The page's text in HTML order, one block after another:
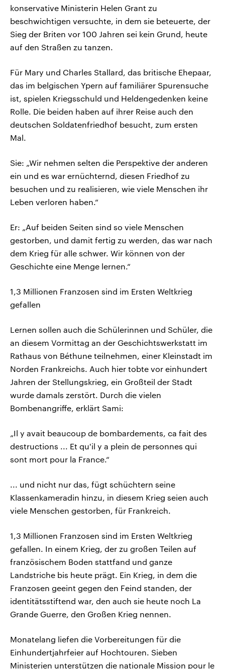
konservative Ministerin Helen Grant zu
beschwichtigen versuchte, in dem sie beteuerte, der
Sieg der Briten vor 100 Jahren sei kein Grund, heute
auf den Straßen zu tanzen.
Für Mary und Charles Stallard, das britische Ehepaar,
das im belgischen Ypern auf familiärer Spurensuche
ist, spielen Kriegsschuld und Heldengedenken keine
Rolle. Die beiden haben auf ihrer Reise auch den
deutschen Soldatenfriedhof besucht, zum ersten
Mal.
Sie: „Wir nehmen selten die Perspektive der anderen
ein und es war ernüchternd, diesen Friedhof zu
besuchen und zu realisieren, wie viele Menschen ihr
Leben verloren haben.“
Er: „Auf beiden Seiten sind so viele Menschen
gestorben, und damit fertig zu werden, das war nach
dem Krieg für alle schwer. Wir können von der
Geschichte eine Menge lernen.“
1,3 Millionen Franzosen sind im Ersten Weltkrieg
gefallen
Lernen sollen auch die Schülerinnen und Schüler, die
an diesem Vormittag an der Geschichtswerkstatt im
Rathaus von Béthune teilnehmen, einer Kleinstadt im
Norden Frankreichs. Auch hier tobte vor einhundert
Jahren der Stellungskrieg, ein Großteil der Stadt
wurde damals zerstört. Durch die vielen
Bombenangriffe, erklärt Sami:
„Il y avait beaucoup de bombardements, ca fait des
destructions ... Et qu'il y a plein de personnes qui
sont mort pour la France.“
... und nicht nur das, fügt schüchtern seine
Klassenkameradin hinzu, in diesem Krieg seien auch
viele Menschen gestorben, für Frankreich.
1,3 Millionen Franzosen sind im Ersten Weltkrieg
gefallen. In einem Krieg, der zu großen Teilen auf
französischem Boden stattfand und ganze
Landstriche bis heute prägt. Ein Krieg, in dem die
Franzosen geeint gegen den Feind standen, der
identitätsstiftend war, den auch sie heute noch La
Grande Guerre, den Großen Krieg nennen.
Monatelang liefen die Vorbereitungen für die
Einhundertjahrfeier auf Hochtouren. Sieben
Ministerien unterstützen die nationale Mission pour le